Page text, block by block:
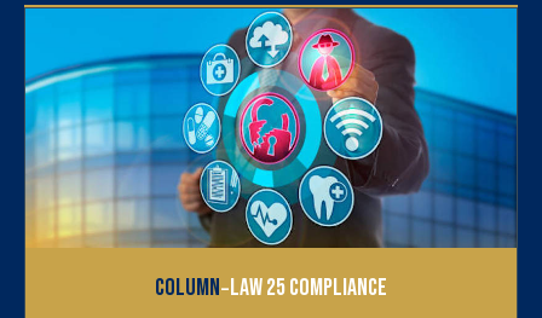
Column-Law 25 Compliance